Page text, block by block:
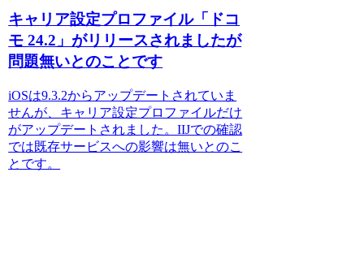
キャリア設定プロファイル「ドコ
モ 24.2」がリリースされましたが
問題無いとのことです
iOSは9.3.2からアップデートされていま
せんが、キャリア設定プロファイルだけ
がアップデートされました。IIJでの確認
では既存サービスへの影響は無いとのこ
とです。